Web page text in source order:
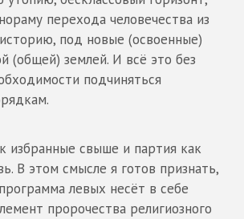
перехода человечества из
под новые (освоенные)
(общей) землей. И всё это без
подчиняться
избранные свыше и партия как
В этом смысле я готов признать,
левых несёт в себе
пророчества религиозного